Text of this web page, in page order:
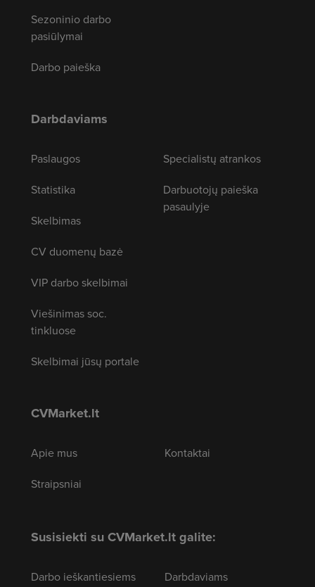
Sezoninio darbo
pasiūlymai
Darbo paieška
Darbdaviams
Paslaugos
Statistika
Skelbimas
CV duomenų bazė
VIP darbo skelbimai
Viešinimas soc.
tinkluose
Skelbimai jūsų portale
Specialistų atrankos
Darbuotojų paieška
pasaulyje
CVMarket.lt
Apie mus
Straipsniai
Kontaktai
Susisiekti su CVMarket.lt galite:
Darbo ieškantiesiems Darbdaviams